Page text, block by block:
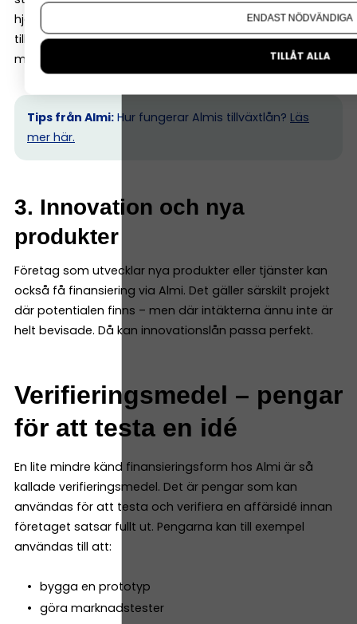
hjälpa till med exempelvis företagslån eller
tillväxtlån, ofta i kombination med bank för att
möjliggöra hela satsningen.
Tips från Almi: Hur fungerar Almis tillväxtlån? Läs
mer här.
3. Innovation och nya
produkter
Företag som utvecklar nya produkter eller tjänster kan
också få finansiering via Almi. Det gäller särskilt projekt
där potentialen finns – men där intäkterna ännu inte är
helt bevisade. Då kan innovationslån passa perfekt.
Verifieringsmedel – pengar
för att testa en idé
En lite mindre känd finansieringsform hos Almi är så
kallade verifieringsmedel. Det är pengar som kan
användas för att testa och verifiera en affärsidé innan
företaget satsar fullt ut. Pengarna kan till exempel
användas till att:
bygga en prototyp
göra marknadstester
ENDAST NÖDVÄNDIGA
TILLÅT ALLA